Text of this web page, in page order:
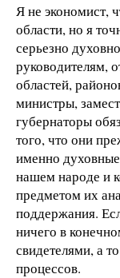
Я не экономист,
области, но я
серьезно
руководителям,
областей,
министры,
губернаторы
того, что они
именно
нашем народе и
предметом их
поддержания.
ничего в
свидетелями, а
процессов.